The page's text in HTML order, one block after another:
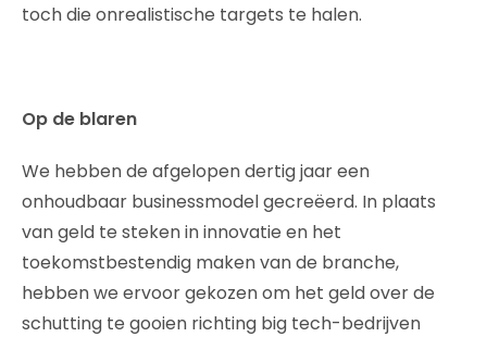
toch die onrealistische targets te halen.
Op de blaren
We hebben de afgelopen dertig jaar een
onhoudbaar businessmodel gecreëerd. In plaats
van geld te steken in innovatie en het
toekomstbestendig maken van de branche,
hebben we ervoor gekozen om het geld over de
schutting te gooien richting big tech-bedrijven